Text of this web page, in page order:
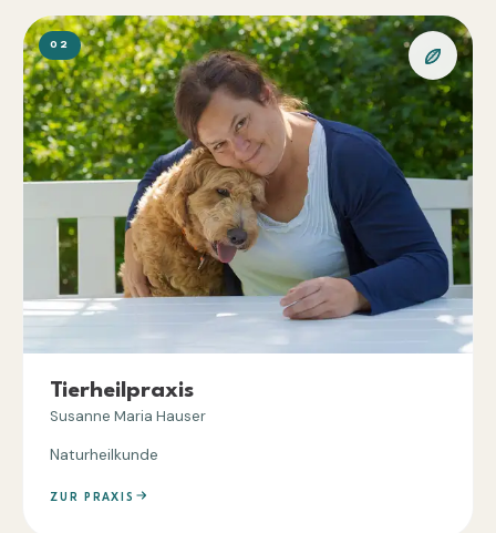
02
Tierheilpraxis
Susanne Maria Hauser
Naturheilkunde
ZUR PRAXIS